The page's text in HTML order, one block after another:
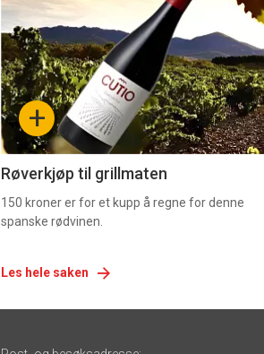
akkurat
nå
-
6 +
Røverkjøp til grillmaten
150 kroner er for et kupp å regne for denne
spanske rødvinen.
Les hele saken